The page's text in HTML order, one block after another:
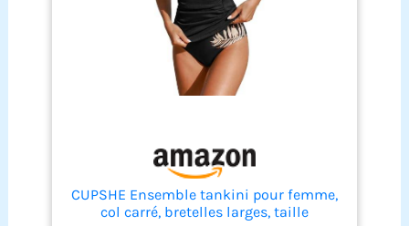
marie facilement avec un paréo ou un short de
plage, pour un look tendance et
CUPSHE Ensemble tankini pour femme,
col carré, bretelles larges, taille